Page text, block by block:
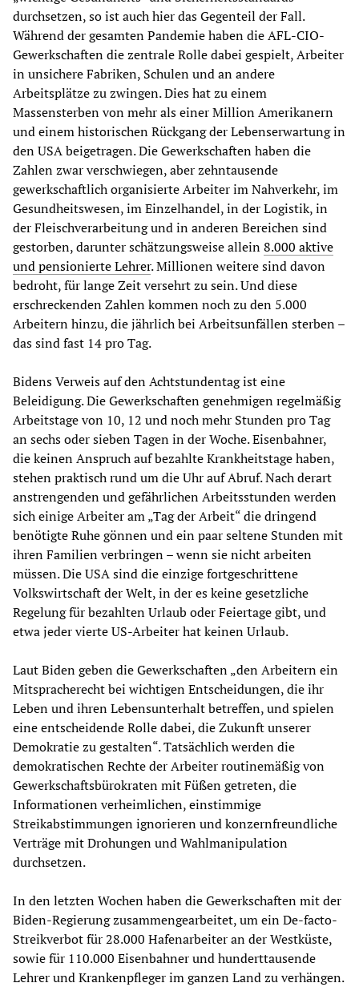
durchsetzen, so ist auch hier das Gegenteil der Fall.
Während der gesamten Pandemie haben die AFL-CIO-
Gewerkschaften die zentrale Rolle dabei gespielt, Arbeiter
in unsichere Fabriken, Schulen und an andere
Arbeitsplätze zu zwingen. Dies hat zu einem
Massensterben von mehr als einer Million Amerikanern
und einem historischen Rückgang der Lebenserwartung in
den USA beigetragen. Die Gewerkschaften haben die
Zahlen zwar verschwiegen, aber zehntausende
gewerkschaftlich organisierte Arbeiter im Nahverkehr, im
Gesundheitswesen, im Einzelhandel, in der Logistik, in
der Fleischverarbeitung und in anderen Bereichen sind
gestorben, darunter schätzungsweise allein8.000 aktive
und pensionierte Lehrer. Millionen weitere sind davon
bedroht, für lange Zeit versehrt zu sein. Und diese
erschreckenden Zahlen kommen noch zu den 5.000
Arbeitern hinzu, die jährlich bei Arbeitsunfällen sterben –
das sind fast 14 pro Tag.
Bidens Verweis auf den Achtstundentag ist eine
Beleidigung. Die Gewerkschaften genehmigen regelmäßig
Arbeitstage von 10, 12 und noch mehr Stunden pro Tag
an sechs oder sieben Tagen in der Woche. Eisenbahner,
die keinen Anspruch auf bezahlte Krankheitstage haben,
stehen praktisch rund um die Uhr auf Abruf. Nach derart
anstrengenden und gefährlichen Arbeitsstunden werden
sich einige Arbeiter am „Tag der Arbeit“ die dringend
benötigte Ruhe gönnen und ein paar seltene Stunden mit
ihren Familien verbringen – wenn sie nicht arbeiten
müssen. Die USA sind die einzige fortgeschrittene
Volkswirtschaft der Welt, in der es keine gesetzliche
Regelung für bezahlten Urlaub oder Feiertage gibt, und
etwa jeder vierte US-Arbeiter hat keinen Urlaub.
Laut Biden geben die Gewerkschaften „den Arbeitern ein
Mitspracherecht bei wichtigen Entscheidungen, die ihr
Leben und ihren Lebensunterhalt betreffen, und spielen
eine entscheidende Rolle dabei, die Zukunft unserer
Demokratie zu gestalten“. Tatsächlich werden die
demokratischen Rechte der Arbeiter routinemäßig von
Gewerkschaftsbürokraten mit Füßen getreten, die
Informationen verheimlichen, einstimmige
Streikabstimmungen ignorieren und konzernfreundliche
Verträge mit Drohungen und Wahlmanipulation
durchsetzen.
In den letzten Wochen haben die Gewerkschaften mit der
Biden-Regierung zusammengearbeitet, um ein De-facto-
Streikverbot für 28.000 Hafenarbeiter an der Westküste,
sowie für 110.000 Eisenbahner und hunderttausende
Lehrer und Krankenpfleger im ganzen Land zu verhängen.